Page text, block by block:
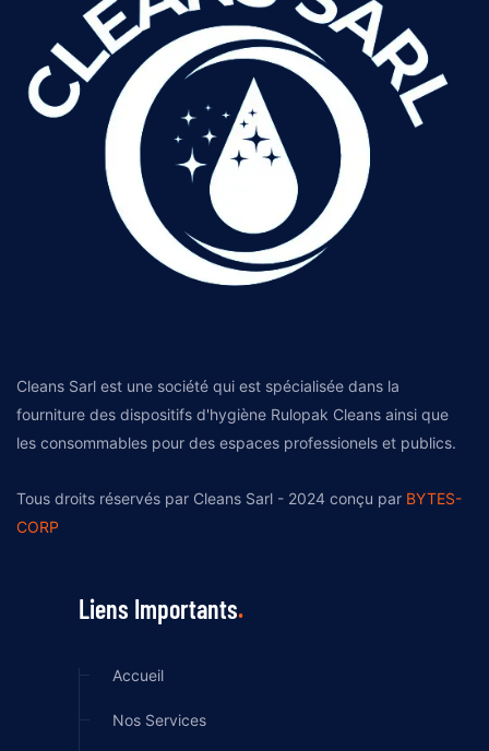
Cleans Sarl est une société qui est spécialisée dans la
fourniture des dispositifs d'hygiène Rulopak Cleans ainsi que
les consommables pour des espaces professionels et publics.
Tous droits réservés par Cleans Sarl - 2024 conçu par BYTES-
CORP
Liens Importants
Accueil
Nos Services